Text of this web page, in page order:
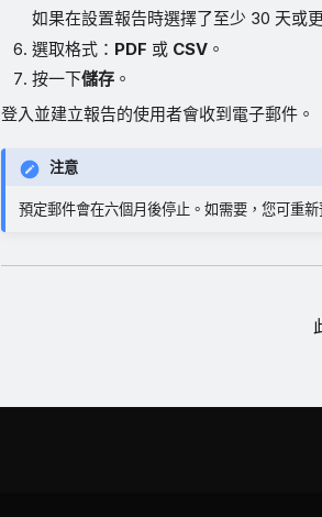
如果在設置報告時選擇了至少 30 天或
選取格式： PDF 或 CSV 。
按一下儲存 。
登入並建立報告的使用者會收到電子郵件。
注意
預定郵件會在六個月後停止。如需要，您可重新